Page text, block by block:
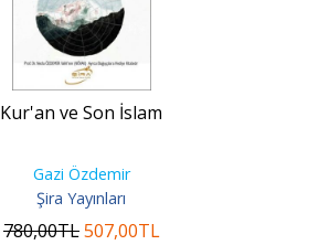
Kur'an ve Son İslam
Gazi Özdemir
Şira Yayınları
780,00TL507,00TL